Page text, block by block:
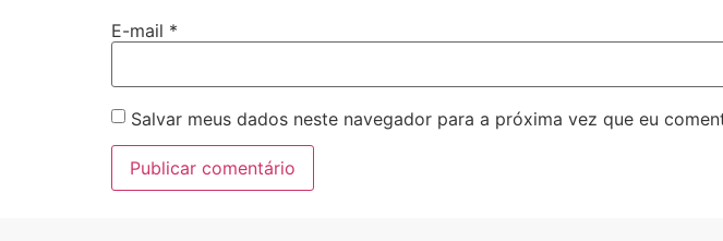
E-mail *
Salvar meus dados neste navegador para a próxima vez que eu